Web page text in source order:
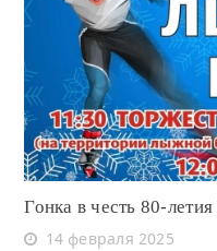
Гонка в честь 80-
14 февраля 2025